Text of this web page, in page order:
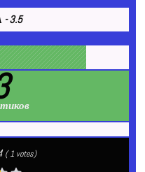
3.5
(1votes)